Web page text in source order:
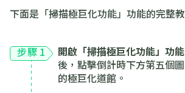
下面是「掃描極巨化功能」功能的完整教
步驟 1 開啟「掃描極巨化功能」功能
後，點擊倒計時下方第五個
的極巨化道館。